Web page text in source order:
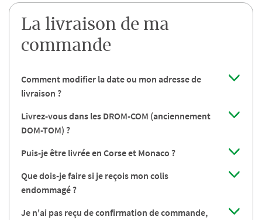
La livraison de ma
commande
Comment modifier la date ou mon adresse de
livraison ?
Livrez-vous dans les DROM-COM (anciennement
DOM-TOM) ?
Puis-je être livrée en Corse et Monaco ?
Que dois-je faire si je reçois mon colis
endommagé ?
Je n'ai pas reçu de confirmation de commande,